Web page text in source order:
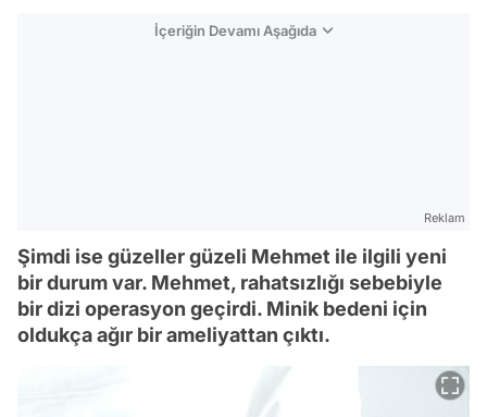
İçeriğin Devamı Aşağıda
Reklam
Şimdi ise güzeller güzeli Mehmet ile ilgili yeni
bir durum var. Mehmet, rahatsızlığı sebebiyle
bir dizi operasyon geçirdi. Minik bedeni için
oldukça ağır bir ameliyattan çıktı.